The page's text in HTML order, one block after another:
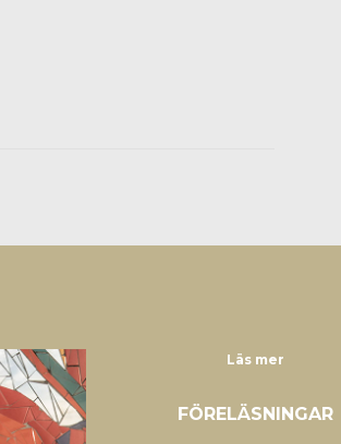
Läs mer
FÖRELÄSNINGAR